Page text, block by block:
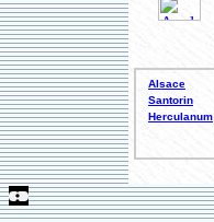
Alsace
Santorin
Herculanum